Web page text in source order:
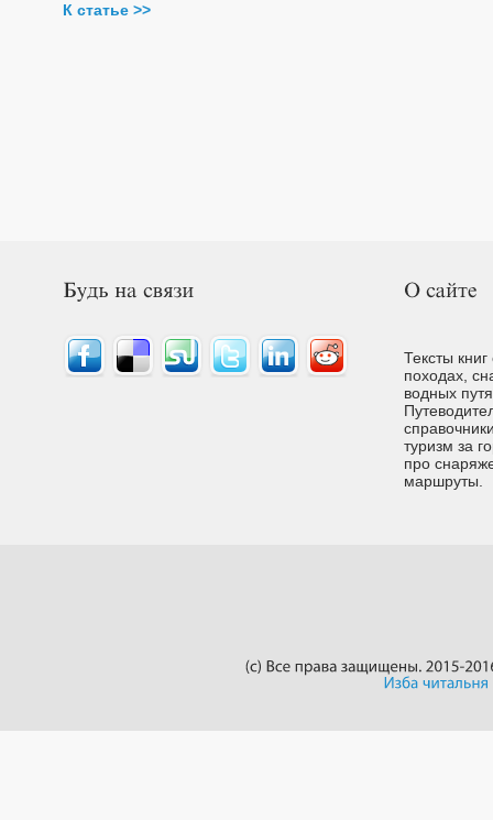
К статье >>
Тексты
походах,
водных
туризм за
про
маршруты.